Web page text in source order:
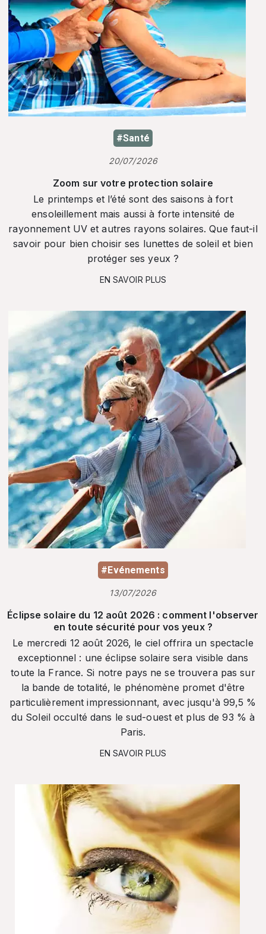
#Santé
20/07/2026
Zoom sur votre protection solaire
Le printemps et l’été sont des saisons à fort
ensoleillement mais aussi à forte intensité de
rayonnement UV et autres rayons solaires. Que faut-il
savoir pour bien choisir ses lunettes de soleil et bien
protéger ses yeux ?
EN SAVOIR PLUS
#Evénements
13/07/2026
Éclipse solaire du 12 août 2026 : comment l'observer
en toute sécurité pour vos yeux ?
Le mercredi 12 août 2026, le ciel offrira un spectacle
exceptionnel : une éclipse solaire sera visible dans
toute la France. Si notre pays ne se trouvera pas sur
la bande de totalité, le phénomène promet d'être
particulièrement impressionnant, avec jusqu'à 99,5 %
du Soleil occulté dans le sud-ouest et plus de 93 % à
Paris.
EN SAVOIR PLUS